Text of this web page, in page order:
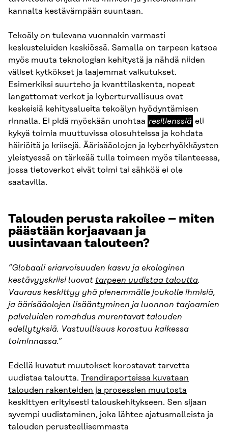
kannalta kestävämpään suuntaan.
Tekoäly on tulevana vuonnakin varmasti
keskusteluiden keskiössä. Samalla on tarpeen katsoa
myös muuta teknologian kehitystä ja nähdä niiden
väliset kytkökset ja laajemmat vaikutukset.
Esimerkiksi suurteho ja kvanttilaskenta, nopeat
langattomat verkot ja kyberturvallisuus ovat
keskeisiä kehitysalueita tekoälyn hyödyntämisen
rinnalla. Ei pidä myöskään unohtaa resilienssiä
resilienssiä eli
kykyä toimia muuttuvissa olosuhteissa ja kohdata
häiriöitä ja kriisejä. Äärisääolojen ja kyberhyökkäysten
yleistyessä on tärkeää tulla toimeen myös tilanteessa,
jossa tietoverkot eivät toimi tai sähköä ei ole
saatavilla.
Talouden perusta rakoilee – miten
päästään korjaavaan ja
uusintavaan talouteen?
”Globaali eriarvoisuuden kasvu ja ekologinen
kestävyyskriisi luovat tarpeen uudistaa taloutta.
Vauraus keskittyy yhä pienemmälle joukolle ihmisiä,
ja äärisääolojen lisääntyminen ja luonnon tarjoamien
palveluiden romahdus murentavat talouden
edellytyksiä. Vastuullisuus korostuu kaikessa
toiminnassa.”
Edellä kuvatut muutokset korostavat tarvetta
uudistaa taloutta. Trendiraporteissa kuvataan
talouden rakenteiden ja prosessien muutosta
keskittyen erityisesti talouskehitykseen. Sen sijaan
syvempi uudistaminen, joka lähtee ajatusmalleista ja
talouden perusteellisemmasta